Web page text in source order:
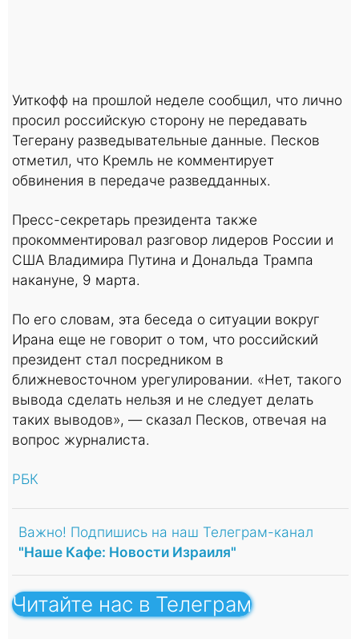
Уиткофф на прошлой неделе сообщил, что лично
просил российскую сторону не передавать
Тегерану разведывательные данные. Песков
отметил, что Кремль не комментирует
обвинения в передаче разведданных.
Пресс-секретарь президента также
прокомментировал разговор лидеров России и
США Владимира Путина и Дональда Трампа
накануне, 9 марта.
По его словам, эта беседа о ситуации вокруг
Ирана еще не говорит о том, что российский
президент стал посредником в
ближневосточном урегулировании. «Нет, такого
вывода сделать нельзя и не следует делать
таких выводов», — сказал Песков, отвечая на
вопрос журналиста.
РБК
Важно! Подпишись на наш Телеграм-канал
"Наше Кафе: Новости Израиля"
Читайте нас в Телеграм